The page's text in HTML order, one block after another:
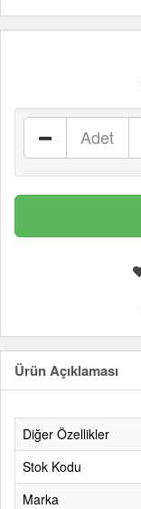
Adet
Ürün Açıklaması
Diğer Özellikler
Stok Kodu
Marka